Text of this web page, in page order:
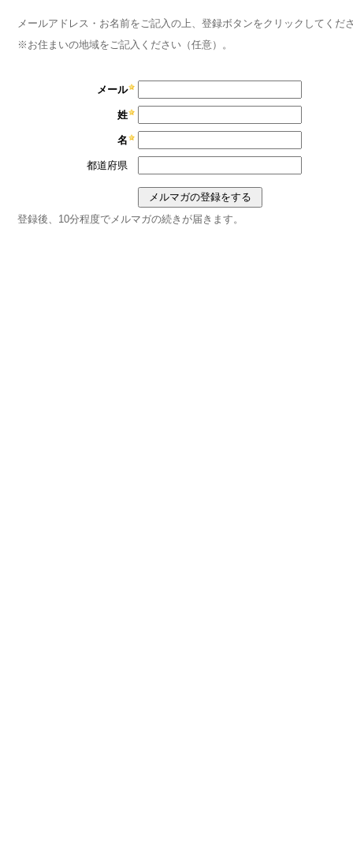
メールアドレス・お名前をご記入の上、登録ボタンをクリックしてくだ
※お住まいの地域をご記入ください（任意）。
メール
姓
名
都道府県
登録後、10分程度でメルマガの続きが届きます。